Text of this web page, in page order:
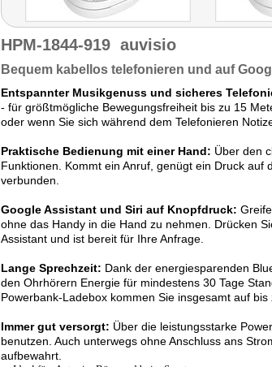
HPM-1844-919 auvisio
Bequem kabellos telefonieren und auf
Entspannter Musikgenuss und sicheres
- für größtmögliche Bewegungsfreiheit bis zu 15
oder wenn Sie sich während dem Telefonieren
Praktische Bedienung mit einer Hand: Über den
Funktionen. Kommt ein Anruf, genügt ein Druck
verbunden.
Google Assistant und Siri auf Knopfdruck:
ohne das Handy in die Hand zu nehmen. Drücken
Assistant und ist bereit für Ihre Anfrage.
Lange Sprechzeit: Dank der energiesparenden
den Ohrhörern Energie für mindestens 30 Tage
Powerbank-Ladebox kommen Sie insgesamt auf bis
Immer gut versorgt: Über die leistungsstarke
benutzen. Auch unterwegs ohne Anschluss ans
aufbewahrt.